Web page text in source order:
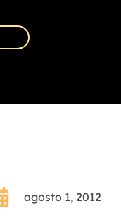
agosto 1, 2012